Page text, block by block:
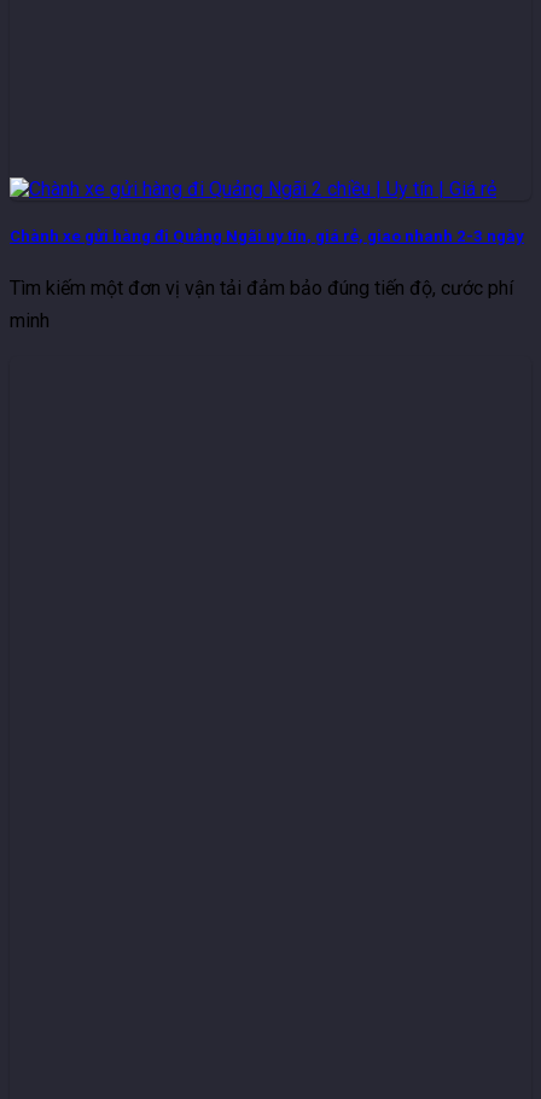
Chành xe gửi hàng đi Quảng Ngãi uy tín, giá rẻ, giao nhanh 2-3 ngày
Tìm kiếm một đơn vị vận tải đảm bảo đúng tiến độ, cước phí
minh